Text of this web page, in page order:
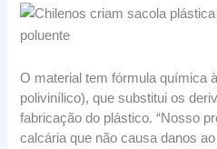
O material tem fórmula química
polivinílico), que substitui os
fabricação do plástico. “Nosso
calcária que não causa danos